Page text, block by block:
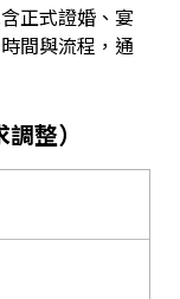
正式證婚、宴
間與流程，通
整）